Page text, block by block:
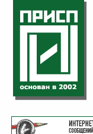
Категория:
Комментарии